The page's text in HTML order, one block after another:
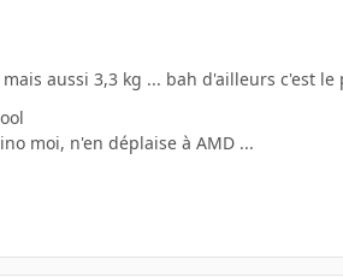
aussi 3,3 kg ... bah d'ailleurs c'est
moi, n'en déplaise à AMD ...